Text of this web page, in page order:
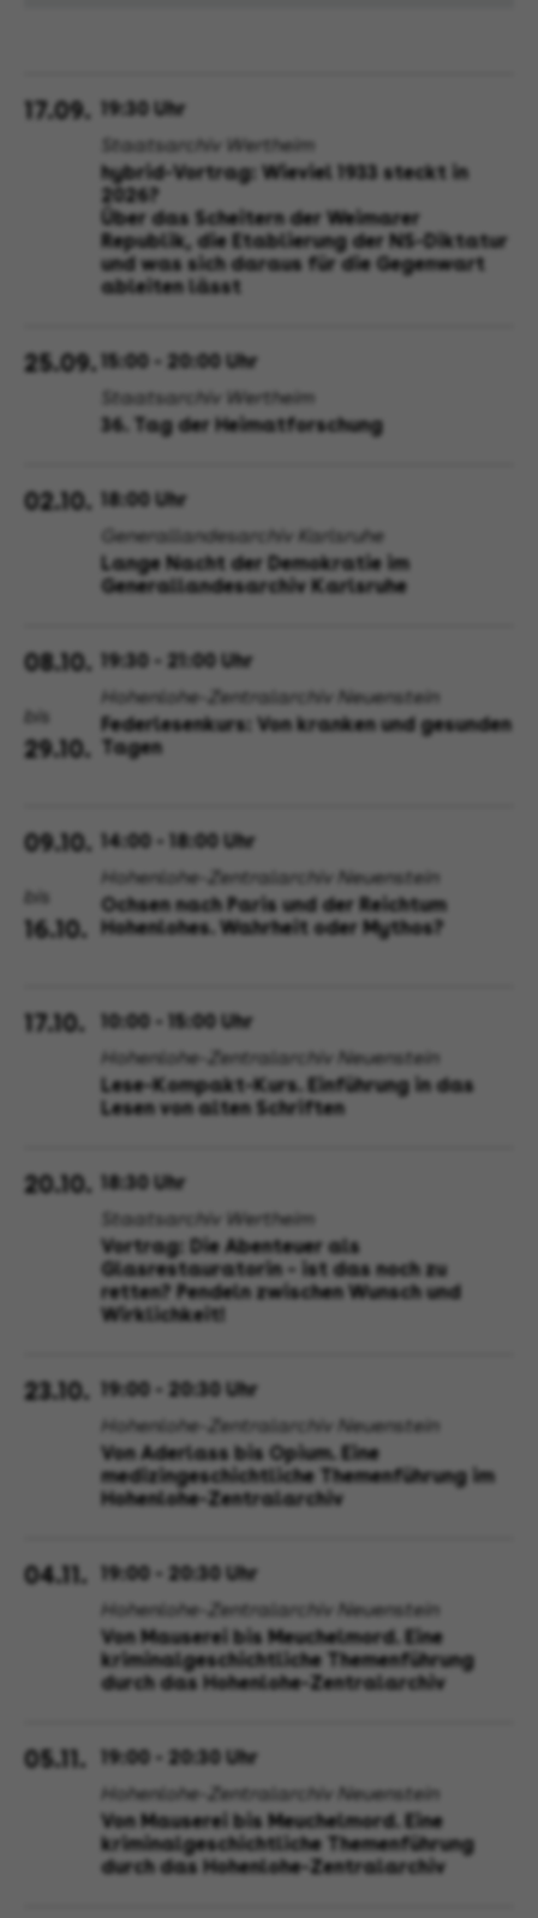
17.09.
19:30 Uhr
Staatsarchiv Wertheim
hybrid-Vortrag: Wieviel 1933 steckt in
2026?
Über das Scheitern der Weimarer
Republik, die Etablierung der NS-Diktatur
und was sich daraus für die Gegenwart
ableiten lässt
25.09. 15:00 - 20:00 Uhr
Staatsarchiv Wertheim
36. Tag der Heimatforschung
02.10.
18:00 Uhr
Generallandesarchiv Karlsruhe
Lange Nacht der Demokratie im
Generallandesarchiv Karlsruhe
08.10.
bis
29.10.
19:30 - 21:00 Uhr
Hohenlohe-Zentralarchiv Neuenstein
Federlesenkurs: Von kranken und gesunden
Tagen
09.10.
bis
16.10.
14:00 - 18:00 Uhr
Hohenlohe-Zentralarchiv Neuenstein
Ochsen nach Paris und der Reichtum
Hohenlohes. Wahrheit oder Mythos?
17.10.
10:00 - 15:00 Uhr
Hohenlohe-Zentralarchiv Neuenstein
Lese-Kompakt-Kurs. Einführung in das
Lesen von alten Schriften
20.10.
18:30 Uhr
Staatsarchiv Wertheim
Vortrag: Die Abenteuer als
Glasrestauratorin – ist das noch zu
retten? Pendeln zwischen Wunsch und
Wirklichkeit!
23.10.
19:00 - 20:30 Uhr
Hohenlohe-Zentralarchiv Neuenstein
Von Aderlass bis Opium. Eine
medizingeschichtliche Themenführung im
Hohenlohe-Zentralarchiv
04.11.
19:00 - 20:30 Uhr
Hohenlohe-Zentralarchiv Neuenstein
Von Mauserei bis Meuchelmord. Eine
kriminalgeschichtliche Themenführung
durch das Hohenlohe-Zentralarchiv
05.11.
19:00 - 20:30 Uhr
Hohenlohe-Zentralarchiv Neuenstein
Von Mauserei bis Meuchelmord. Eine
kriminalgeschichtliche Themenführung
durch das Hohenlohe-Zentralarchiv